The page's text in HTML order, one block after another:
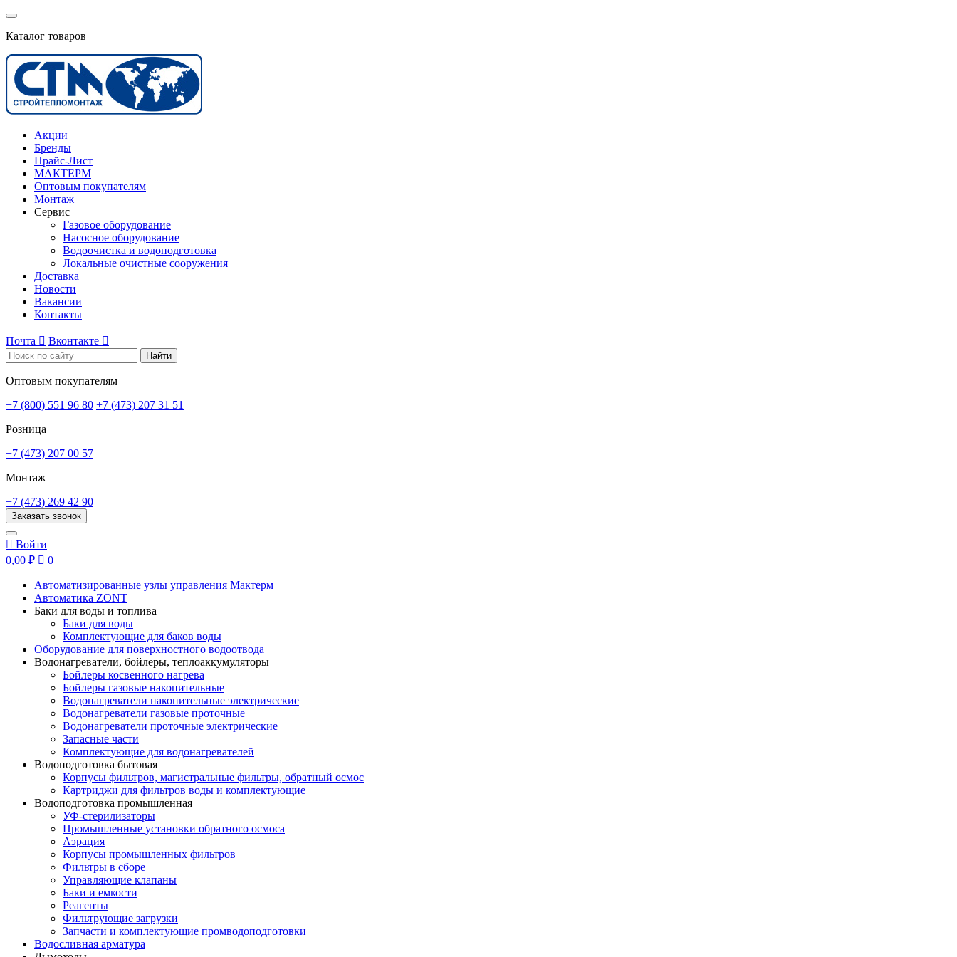
Каталог товаров
Акции
Бренды
Прайс-Лист
МАКТЕРМ
Оптовым покупателям
Монтаж
Сервис
Газовое оборудование
Насосное оборудование
Водоочистка и водоподготовка
Локальные очистные сооружения
Доставка
Новости
Вакансии
Контакты
Почта  Вконтакте 
Найти
Оптовым покупателям
+7 (800) 551 96 80 +7 (473) 207 31 51
Розница
+7 (473) 207 00 57
Монтаж
+7 (473) 269 42 90
Заказать звонок
 Войти
0,00 ₽  0
Автоматизированные узлы управления Мактерм
Автоматика ZONT
Баки для воды и топлива
Баки для воды
Комплектующие для баков воды
Оборудование для поверхностного водоотвода
Водонагреватели, бойлеры, теплоаккумуляторы
Бойлеры косвенного нагрева
Бойлеры газовые накопительные
Водонагреватели накопительные электрические
Водонагреватели газовые проточные
Водонагреватели проточные электрические
Запасные части
Комплектующие для водонагревателей
Водоподготовка бытовая
Корпусы фильтров, магистральные фильтры, обратный осмос
Картриджи для фильтров воды и комплектующие
Водоподготовка промышленная
УФ-стерилизаторы
Промышленные установки обратного осмоса
Аэрация
Корпусы промышленных фильтров
Фильтры в сборе
Управляющие клапаны
Баки и емкости
Реагенты
Фильтрующие загрузки
Запчасти и комплектующие промводоподготовки
Водосливная арматура